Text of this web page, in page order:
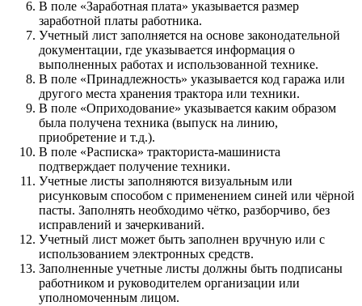
В поле «Заработная плата» указывается размер
заработной платы работника.
Учетный лист заполняется на основе законодательной
документации, где указывается информация о
выполненных работах и использованной технике.
В поле «Принадлежность» указывается код гаража или
другого места хранения трактора или техники.
В поле «Оприходование» указывается каким образом
была получена техника (выпуск на линию,
приобретение и т.д.).
В поле «Расписка» тракториста-машиниста
подтверждает получение техники.
Учетные листы заполняются визуальным или
рисунковым способом с применением синей или чёрной
пасты. Заполнять необходимо чётко, разборчиво, без
исправлений и зачеркиваний.
Учетный лист может быть заполнен вручную или с
использованием электронных средств.
Заполненные учетные листы должны быть подписаны
работником и руководителем организации или
уполномоченным лицом.